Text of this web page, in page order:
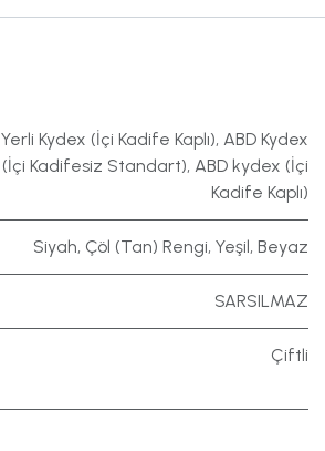
Yerli Kydex (İçi Kadife Kaplı), ABD Kydex
(İçi Kadifesiz Standart), ABD kydex (İçi
Kadife Kaplı)
Siyah, Çöl (Tan) Rengi, Yeşil, Beyaz
SARSILMAZ
Çiftli